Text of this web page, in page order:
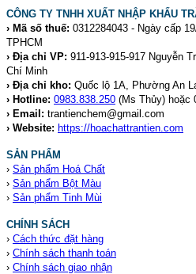
CÔNG TY TNHH XUẤT NHẬP KHẨU
› Mã số thuế: 0312284043 - Ngày cấp
TPHCM
› Địa chỉ VP: 911-913-915-917 Nguyễn
Chí Minh
› Địa chỉ kho: Quốc lộ 1A, Phường An
› Hotline: 0983.838.250 (Ms Thủy) hoặc
› Email: trantienchem@gmail.com
› Website: https://hoachattrantien.com
SẢN PHẨM
› Sản phẩm Hoá Chất
› Sản phẩm Bột Màu
› Sản phẩm Tinh Mùi
CHÍNH SÁCH
› Cách thức đặt hàng
› Chính sách thanh toán
› Chính sách giao nhận